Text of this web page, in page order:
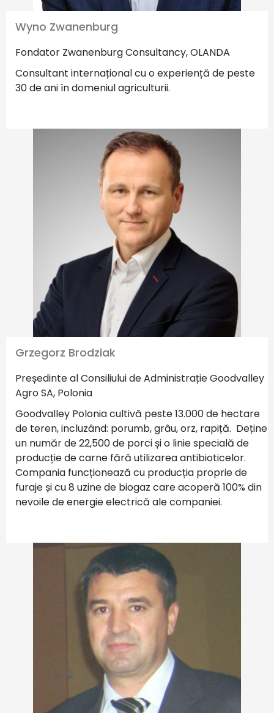
Wyno Zwanenburg
Fondator Zwanenburg Consultancy, OLANDA
Consultant internațional cu o experiență de peste
30 de ani în domeniul agriculturii.
Grzegorz Brodziak
Președinte al Consiliului de Administrație Goodvalley
Agro SA, Polonia
Goodvalley Polonia cultivă peste 13.000 de hectare
de teren, incluzând: porumb, grâu, orz, rapiță. Deține
un număr de 22,500 de porci și o linie specială de
producție de carne fără utilizarea antibioticelor.
Compania funcționează cu producția proprie de
furaje și cu 8 uzine de biogaz care acoperă 100% din
nevoile de energie electrică ale companiei.